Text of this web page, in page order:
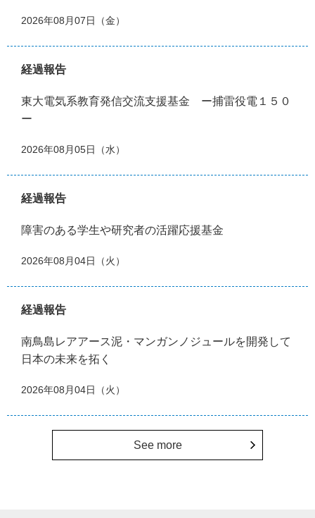
2026年08月07日（金）
経過報告
東大電気系教育発信交流支援基金 ー捕雷役電１５０
ー
2026年08月05日（水）
経過報告
障害のある学生や研究者の活躍応援基金
2026年08月04日（火）
経過報告
南鳥島レアアース泥・マンガンノジュールを開発して
日本の未来を拓く
2026年08月04日（火）
See more